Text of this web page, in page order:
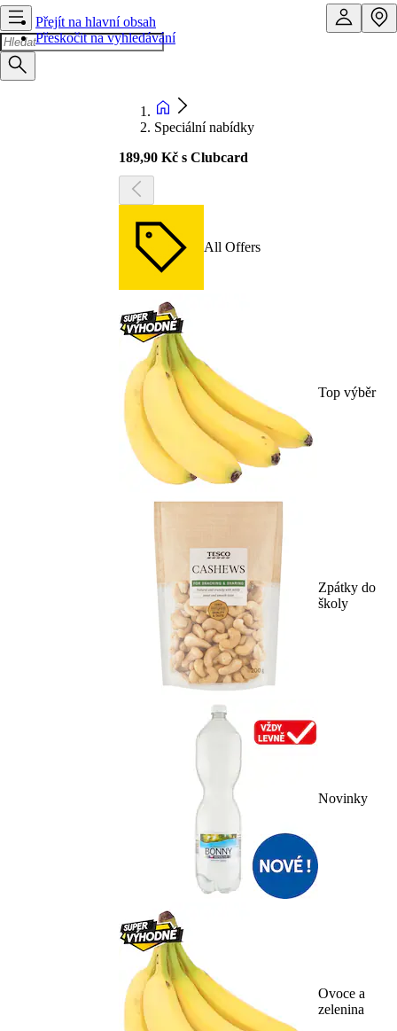
Přejít na hlavní obsah
Přeskočit na vyhledávání
Speciální nabídky
189,90 Kč s Clubcard
All Offers
Top výběr
Zpátky do
školy
Novinky
Ovoce a
zelenina